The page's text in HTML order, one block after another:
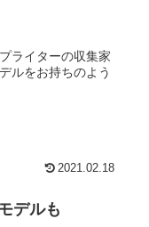
ライターの収集家
ルをお持ちのよう
2021.02.18
デルも